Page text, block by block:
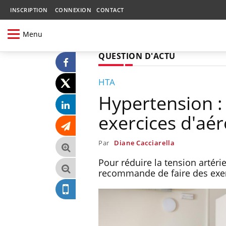
INSCRIPTION CONNEXION CONTACT
Menu
QUESTION D'ACTU
HTA
Hypertension
exercices
Par Diane Cacciarella
Pour réduire la tension
recommande de faire des